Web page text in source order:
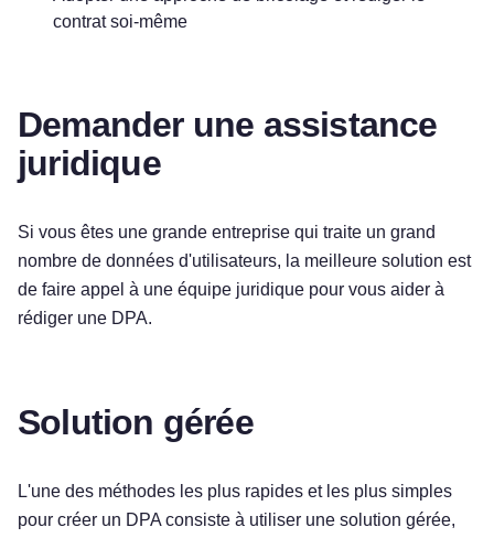
contrat soi-même
Demander une assistance
juridique
Si vous êtes une grande entreprise qui traite un grand
nombre de données d'utilisateurs, la meilleure solution est
de faire appel à une équipe juridique pour vous aider à
rédiger une DPA.
Solution gérée
L'une des méthodes les plus rapides et les plus simples
pour créer un DPA consiste à utiliser une solution gérée,